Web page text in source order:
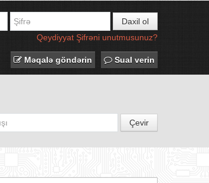
Daxil ol
Qeydiyyat Şifrəni unutmusunuz?
Məqalə göndərin Sual verin
Çevir